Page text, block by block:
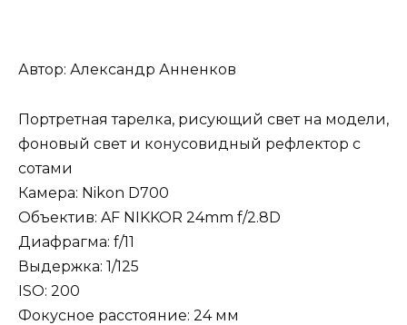
Автор: Александр Анненков
Портретная тарелка, рисующий свет на модели,
фоновый свет и конусовидный рефлектор с
сотами
Камера: Nikon D700
Объектив: AF NIKKOR 24mm f/2.8D
Диафрагма: f/11
Выдержка: 1/125
ISO: 200
Фокусное расстояние: 24 мм